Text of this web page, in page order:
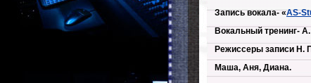
Запись вокала- «AS-
Вокальный тренинг-
Режиссеры записи Н.
Маша, Аня, Диана.